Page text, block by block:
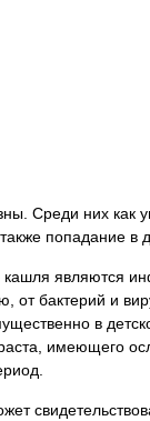
Среди них как
попадание в
кашля являются
от бактерий и
в
имеющего